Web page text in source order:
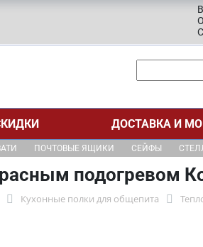
ДОСТАВКА И
ПОЧТОВЫЕ ЯЩИКИ СЕЙФЫ
подогревом
Кухонные полки для общепита